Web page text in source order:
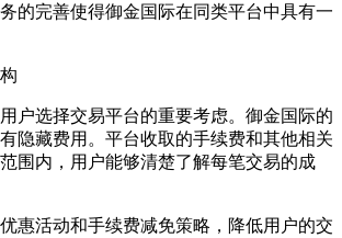
的完善使得御金国际在同类平台中具有一
户选择交易平台的重要考虑。御金国际的
隐藏费用。平台收取的手续费和其他相关
围内，用户能够清楚了解每笔交易的成
惠活动和手续费减免策略，降低用户的交